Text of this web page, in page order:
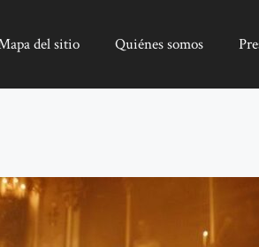
del sitio Quiénes somos